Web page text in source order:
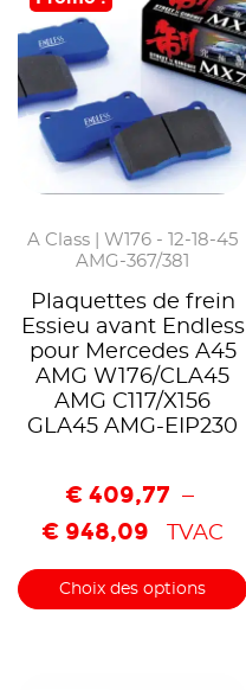
A Class | W176 - 12-18-45
AMG-367/381
Plaquettes de frein
Essieu avant Endless
pour Mercedes A45
AMG W176/CLA45
AMG C117/X156
GLA45 AMG-EIP230
€ 409,77 –
€ 948,09 TVAC
Choix des options